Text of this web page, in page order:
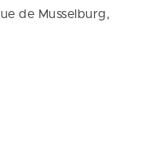
de Musselburg,